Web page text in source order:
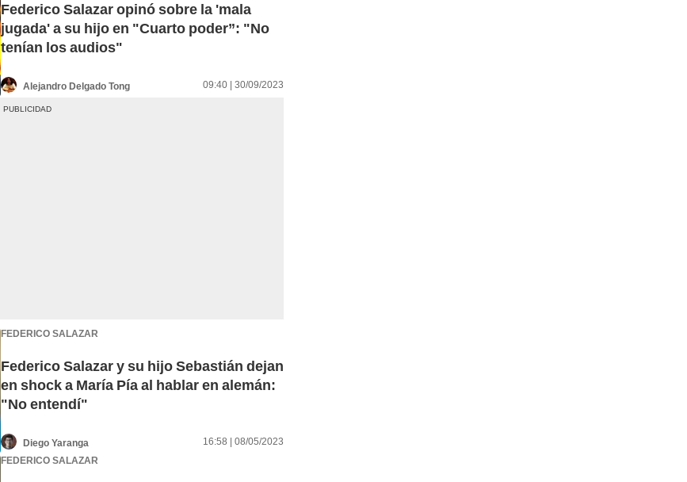
Federico Salazar opinó sobre la 'mala
jugada' a su hijo en "Cuarto poder”: "No
tenían los audios"
Alejandro Delgado Tong 09:40 | 30/09/2023
FEDERICO SALAZAR
Federico Salazar y su hijo Sebastián dejan
en shock a María Pía al hablar en alemán:
"No entendí"
Diego Yaranga
16:58 | 08/05/2023
FEDERICO SALAZAR